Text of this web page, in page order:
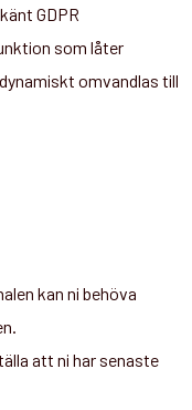
GDPR
som låter
omvandlas till
kan ni behöva
att ni har senaste